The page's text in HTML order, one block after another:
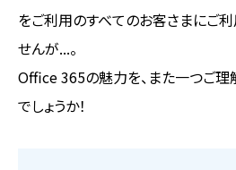
をご利用のすべてのお客さまにご
せんが...。
Office 365の魅力を、また一つご
でしょうか！